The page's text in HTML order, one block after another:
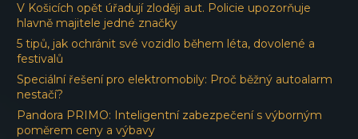
V Košicích opět úřadují zloději aut. Policie upozorňuje
hlavně majitele jedné značky
5 tipů, jak ochránit své vozidlo během léta, dovolené a
festivalů
Speciální řešení pro elektromobily: Proč běžný autoalarm
nestačí?
Pandora PRIMO: Inteligentní zabezpečení s výborným
poměrem ceny a výbavy